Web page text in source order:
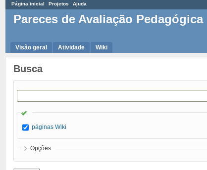
Página inicial Projetos Ajuda
Pareces de Avaliação Pedagógica
Visão geral Atividade Wiki
Busca
páginas Wiki
Opções